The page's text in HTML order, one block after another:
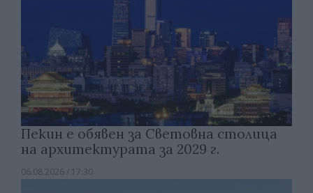
Пекин е обявен за Световна столица
на архитектурата за 2029 г.
06.08.2026 / 17:30